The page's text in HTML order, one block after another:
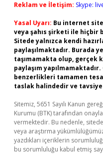
Reklam ve İletişim: Skype:
Yasal Uyarı: Bu internet
veya şahıs şirketi ile hiçbir
Sitede yalnızca kendi
paylaşılmaktadır. Burada
taşımamakta olup, gerçek
paylaşım
benzerlikleri tamamen
taslak halindedir ve
Sitemiz, 5651 Sayılı Kanun
Kurumu (BTK) tarafından
vermektedir. Bu nedenle,
veya araştırma
yazdıkları içeriklerin
bu sorumluluğu kabul etmiş